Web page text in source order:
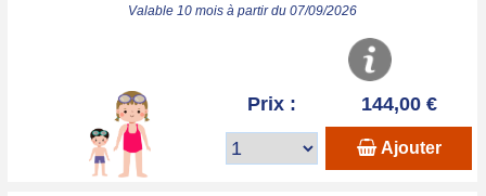
Valable 10 mois à partir du 07/09/2026
Prix : 144,00 €
Ajouter